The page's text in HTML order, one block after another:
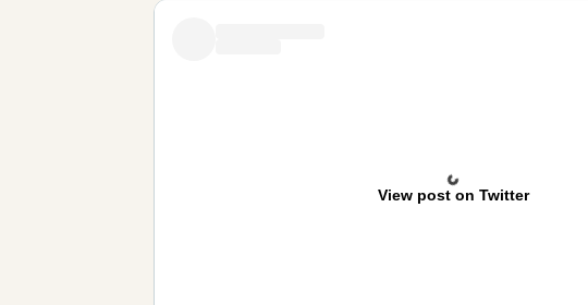
View post on Twitter